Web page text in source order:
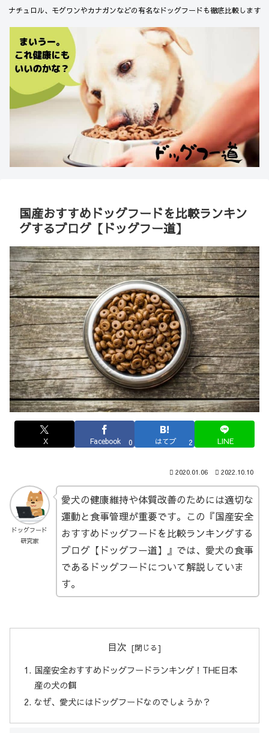
ナチュロル、モグワンやカナガンなどの有名なドッグフードも徹底比較します
国産おすすめドッグフードを比較ランキン
グするブログ【ドッグフー道】
X Facebook 0 はてブ 2 LINE
2020.01.06 2022.10.10
ドッグフード
研究家
愛犬の健康維持や体質改善のためには適切な
運動と食事管理が重要です。この『国産安全
おすすめドッグフードを比較ランキングする
ブログ【ドッグフー道】』では、愛犬の食事
であるドッグフードについて解説していま
す。
目次
国産安全おすすめドッグフードランキング！THE日本
産の犬の餌
なぜ、愛犬にはドッグフードなのでしょうか？